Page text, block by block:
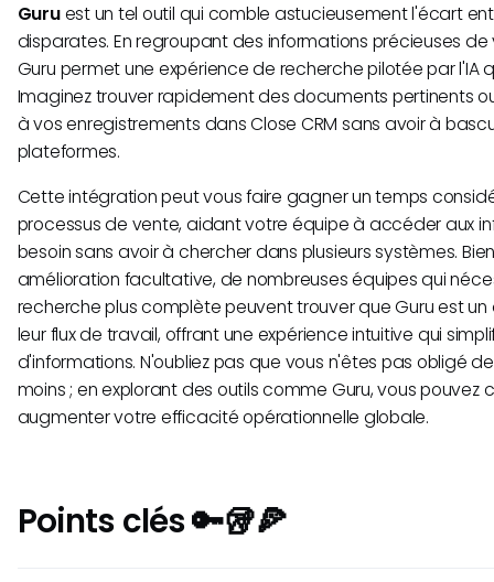
Guruest un tel outil qui comble astucieusement l'écart
disparates. En regroupant des informations précieuses de
Guru permet une expérience de recherche pilotée par l'IA
Imaginez trouver rapidement des documents pertinents
à vos enregistrements dans Close CRM sans avoir à
plateformes.
Cette intégration peut vous faire gagner un temps
processus de vente, aidant votre équipe à accéder aux
besoin sans avoir à chercher dans plusieurs systèmes.
amélioration facultative, de nombreuses équipes qui
recherche plus complète peuvent trouver que Guru est
leur flux de travail, offrant une expérience intuitive qui
d'informations. N'oubliez pas que vous n'êtes pas obligé
moins ; en explorant des outils comme Guru, vous pouvez
augmenter votre efficacité opérationnelle globale.
Points clés 🔑🥡🍕